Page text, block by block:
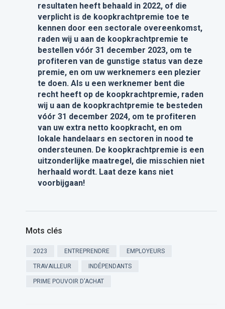
resultaten heeft behaald in 2022, of die
verplicht is de koopkrachtpremie toe te
kennen door een sectorale overeenkomst,
raden wij u aan de koopkrachtpremie te
bestellen vóór 31 december 2023, om te
profiteren van de gunstige status van deze
premie, en om uw werknemers een plezier
te doen. Als u een werknemer bent die
recht heeft op de koopkrachtpremie, raden
wij u aan de koopkrachtpremie te besteden
vóór 31 december 2024, om te profiteren
van uw extra netto koopkracht, en om
lokale handelaars en sectoren in nood te
ondersteunen. De koopkrachtpremie is een
uitzonderlijke maatregel, die misschien niet
herhaald wordt. Laat deze kans niet
voorbijgaan!
Mots clés
2023 ENTREPRENDRE EMPLOYEURS
TRAVAILLEUR INDÉPENDANTS
PRIME POUVOIR D'ACHAT